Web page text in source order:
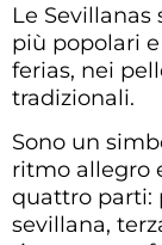
Le
più popolari
ferias, nei
tradizionali.
Sono un
ritmo allegro
quattro parti:
sevillana,